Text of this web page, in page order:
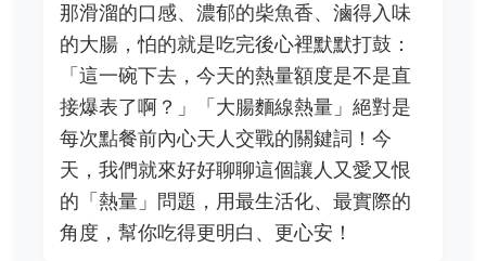
那滑溜的口感、濃郁的柴魚香、滷得入味
的大腸，怕的就是吃完後心裡默默打鼓：
「這一碗下去，今天的熱量額度是不是直
接爆表了啊？」「大腸麵線熱量」絕對是
每次點餐前內心天人交戰的關鍵詞！今
天，我們就來好好聊聊這個讓人又愛又恨
的「熱量」問題，用最生活化、最實際的
角度，幫你吃得更明白、更心安！